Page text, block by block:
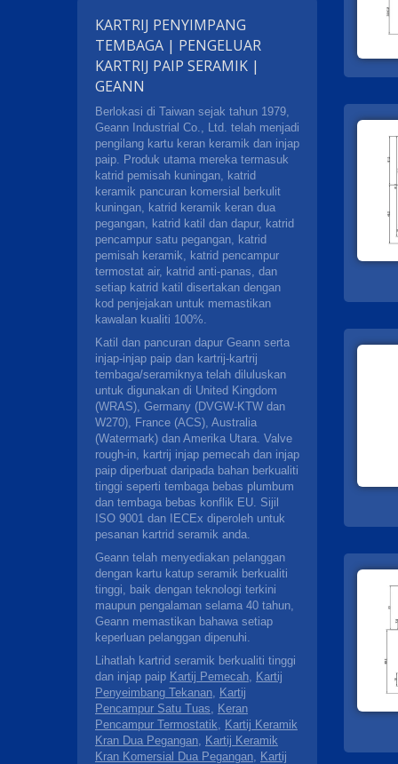
KARTRIJ PENYIMPANG
TEMBAGA | PENGELUAR
KARTRIJ PAIP SERAMIK |
GEANN
Berlokasi di Taiwan sejak tahun 1979,
Geann Industrial Co., Ltd. telah menjadi
pengilang kartu keran keramik dan injap
paip. Produk utama mereka termasuk
katrid pemisah kuningan, katrid
keramik pancuran komersial berkulit
kuningan, katrid keramik keran dua
pegangan, katrid katil dan dapur, katrid
pencampur satu pegangan, katrid
pemisah keramik, katrid pencampur
termostat air, katrid anti-panas, dan
setiap katrid katil disertakan dengan
kod penjejakan untuk memastikan
kawalan kualiti 100%.
Katil dan pancuran dapur Geann serta
injap-injap paip dan kartrij-kartrij
tembaga/seramiknya telah diluluskan
untuk digunakan di United Kingdom
(WRAS), Germany (DVGW-KTW dan
W270), France (ACS), Australia
(Watermark) dan Amerika Utara. Valve
rough-in, kartrij injap pemecah dan injap
paip diperbuat daripada bahan berkualiti
tinggi seperti tembaga bebas plumbum
dan tembaga bebas konflik EU. Sijil
ISO 9001 dan IECEx diperoleh untuk
pesanan kartrid seramik anda.
Geann telah menyediakan pelanggan
dengan kartu katup seramik berkualiti
tinggi, baik dengan teknologi terkini
maupun pengalaman selama 40 tahun,
Geann memastikan bahawa setiap
keperluan pelanggan dipenuhi.
Lihatlah kartrid seramik berkualiti tinggi
dan injap paip Kartij Pemecah, Kartij
Penyeimbang Tekanan, Kartij
Pencampur Satu Tuas, Keran
Pencampur Termostatik, Kartij Keramik
Kran Dua Pegangan, Kartij Keramik
Kran Komersial Dua Pegangan, Kartij